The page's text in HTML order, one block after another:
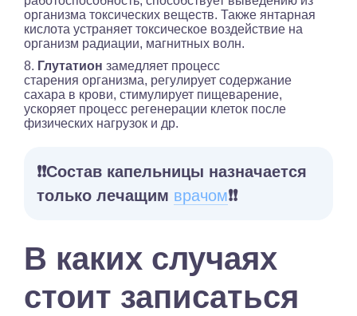
организма токсических веществ. Также янтарная
кислота устраняет токсическое воздействие на
организм радиации, магнитных волн.
8. Глутатион замедляет процесс
старения организма, регулирует содержание
сахара в крови, стимулирует пищеварение,
ускоряет процесс регенерации клеток после
физических нагрузок и др.
❗️❗️Состав капельницы назначается
только лечащим врачом❗️❗️
В каких случаях
стоит записаться